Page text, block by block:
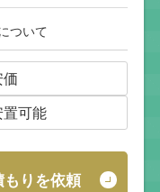
ついて
置可能
もりを依頼